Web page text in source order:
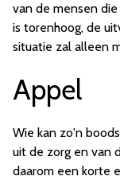
van de mensen
is torenhoog, de
situatie zal alleen
Appel
Wie kan zo'n
uit de zorg en van
daarom een korte